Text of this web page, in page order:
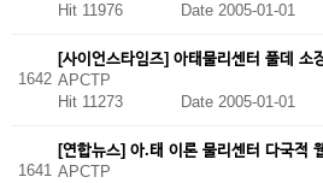
Hit 11976
Date 2005-01-01
1642
[사이언스타임즈] 아태물리센터 풀데 소
APCTP
Hit 11273
Date 2005-01-01
1641
[연합뉴스] 아.태 이론 물리센터 다국적
APCTP